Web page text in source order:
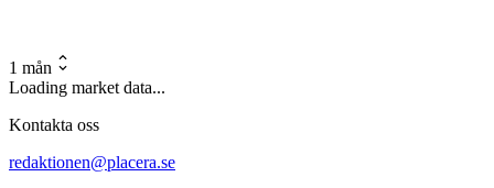
1 mån
Loading market data...
Kontakta oss
redaktionen@placera.se